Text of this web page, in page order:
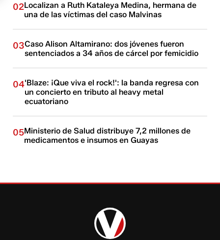
02Localizan a Ruth Kataleya Medina, hermana de
una de las víctimas del caso Malvinas
03Caso Alison Altamirano: dos jóvenes fueron
sentenciados a 34 años de cárcel por femicidio
04'Blaze: ¡Que viva el rock!': la banda regresa con
un concierto en tributo al heavy metal
ecuatoriano
05Ministerio de Salud distribuye 7,2 millones de
medicamentos e insumos en Guayas